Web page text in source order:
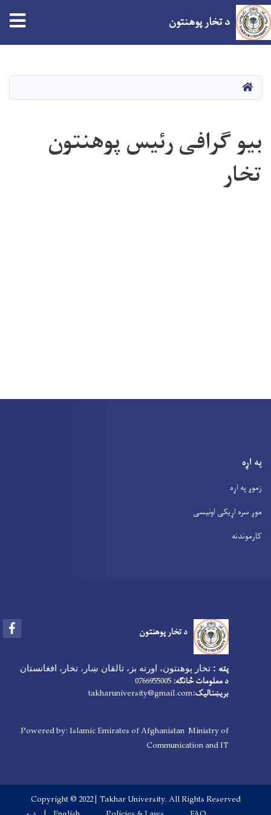
د تخار پوهنتون
کور
بیو گرافی رئیس پوهنتون
تخار
په اړه
زموږ په اړه
موږ سره اړیکی اونیسی
کارموندنه
د تخار پوهنتون
پته : تخار پوهنتون، اورته بز، تالقان ښار، تخار، افغانستان
د معلومات څانګه: 0766955005
بریښنالیک:takharuniversity@gmail.com
Powered by: Islamic Emirates of Afghanistan Ministry of
Communication and IT
Copyright © 2022 | Takhar University. All Rights Reserved